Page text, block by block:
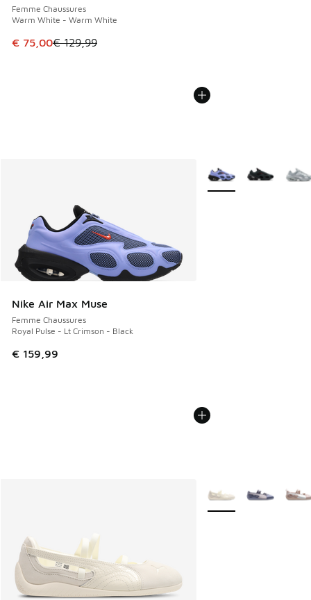
Femme Chaussures
Warm White - Warm White
Cet article est en promotion. Prix en baisse de € 129,99 à
€ 75,00€ 129,99
Nike Air Max Muse
Femme Chaussures
Royal Pulse - Lt Crimson - Black
€ 159,99
Plus de couleurs
Plus de couleurs